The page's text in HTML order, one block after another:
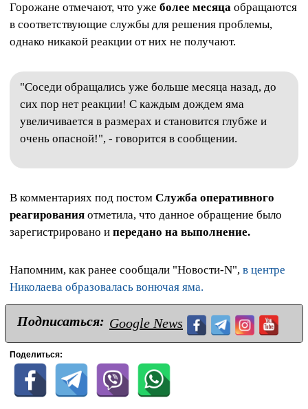
Горожане отмечают, что уже более месяца обращаются
в соответствующие службы для решения проблемы,
однако никакой реакции от них не получают.
"Соседи обращались уже больше месяца назад, до
сих пор нет реакции! С каждым дождем яма
увеличивается в размерах и становится глубже и
очень опасной!", - говорится в сообщении.
В комментариях под постом Служба оперативного
реагирования отметила, что данное обращение было
зарегистрировано и передано на выполнение.
Напомним, как ранее сообщали "Новости-N", в центре
Николаева образовалась вонючая яма.
Подписаться: Google News
Поделиться: